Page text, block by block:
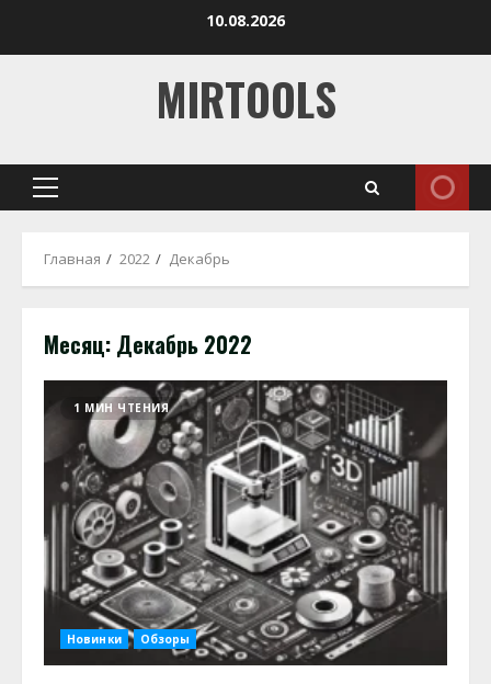
10.08.2026
MIRTOOLS
Основное
Главная 2022 Декабрь
Месяц: Декабрь 2022
1 МИН ЧТЕНИЯ
Новинки Обзоры